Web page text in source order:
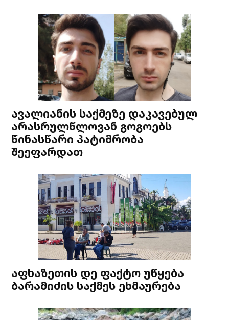
ავალიანის საქმეზე დაკავებულ
არასრულწლოვან გოგოებს
წინასწარი პატიმრობა
შეეფარდათ
აფხაზეთის დე ფაქტო უწყება
ბარამიძის საქმეს ეხმაურება